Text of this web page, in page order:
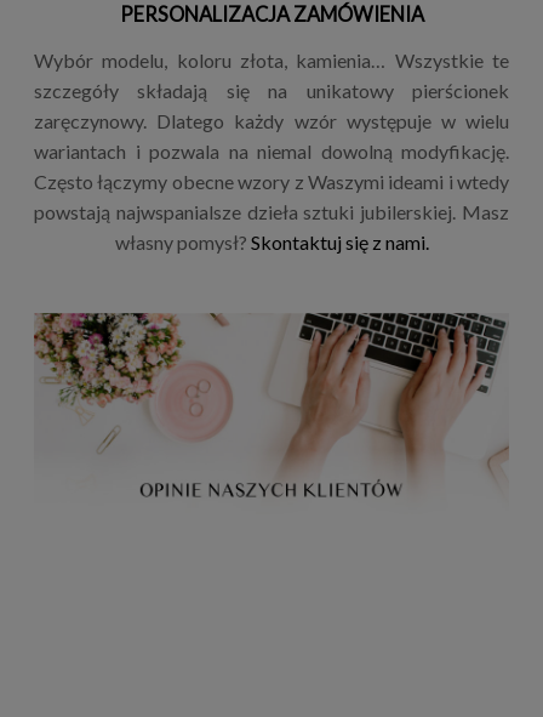
PERSONALIZACJA ZAMÓWIENIA
Wybór modelu, koloru złota, kamienia… Wszystkie te
szczegóły składają się na unikatowy pierścionek
zaręczynowy. Dlatego każdy wzór występuje w wielu
wariantach i pozwala na niemal dowolną modyfikację.
Często łączymy obecne wzory z Waszymi ideami i wtedy
powstają najwspanialsze dzieła sztuki jubilerskiej. Masz
własny pomysł? Skontaktuj się z nami.